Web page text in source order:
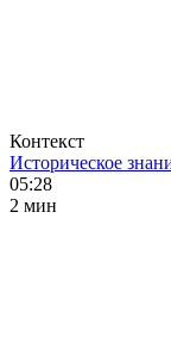
Контекст
Историческое
05:28
2 мин